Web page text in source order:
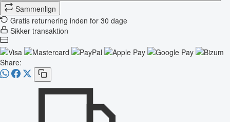
Sammenlign
Gratis returnering inden for 30 dage
Sikker transaktion
Share: